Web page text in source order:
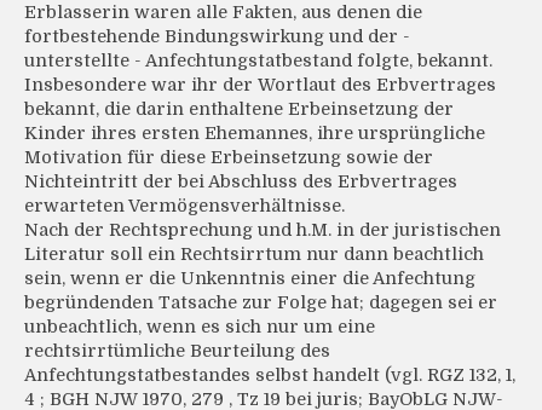
Erblasserin waren alle Fakten, aus denen die
fortbestehende Bindungswirkung und der -
unterstellte - Anfechtungstatbestand folgte, bekannt.
Insbesondere war ihr der Wortlaut des Erbvertrages
bekannt, die darin enthaltene Erbeinsetzung der
Kinder ihres ersten Ehemannes, ihre ursprüngliche
Motivation für diese Erbeinsetzung sowie der
Nichteintritt der bei Abschluss des Erbvertrages
erwarteten Vermögensverhältnisse.
Nach der Rechtsprechung und h.M. in der juristischen
Literatur soll ein Rechtsirrtum nur dann beachtlich
sein, wenn er die Unkenntnis einer die Anfechtung
begründenden Tatsache zur Folge hat; dagegen sei er
unbeachtlich, wenn es sich nur um eine
rechtsirrtümliche Beurteilung des
Anfechtungstatbestandes selbst handelt (vgl. RGZ 132, 1,
4 ; BGH NJW 1970, 279 , Tz 19 bei juris; BayObLG NJW-